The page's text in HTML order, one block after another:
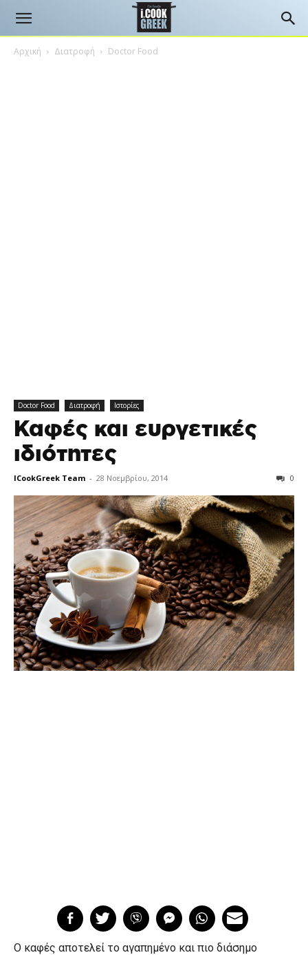
Αρχική Διατροφή Doctor Food
Doctor Food Διατροφή Ιστορίες
Καφές και ευργετικές
ιδιότητες
ICookGreek Team - 28 Νοεμβρίου, 2014 0
Ο καφές αποτελεί το αγαπημένο και πιο διάσημο